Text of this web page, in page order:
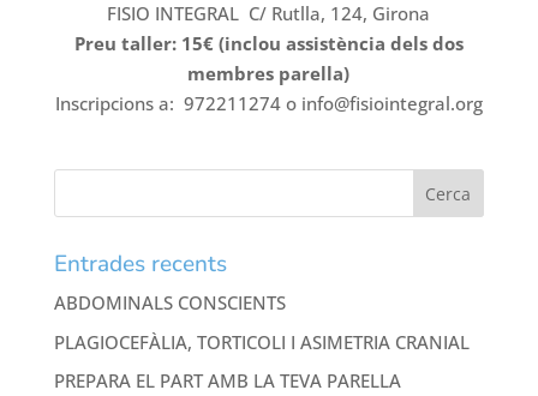
FISIO INTEGRAL C/ Rutlla, 124, Girona
Preu taller: 15€ (inclou assistència dels dos
membres parella)
Inscripcions a: 972211274 o info@fisiointegral.org
Entrades recents
ABDOMINALS CONSCIENTS
PLAGIOCEFÀLIA, TORTICOLI I ASIMETRIA CRANIAL
PREPARA EL PART AMB LA TEVA PARELLA